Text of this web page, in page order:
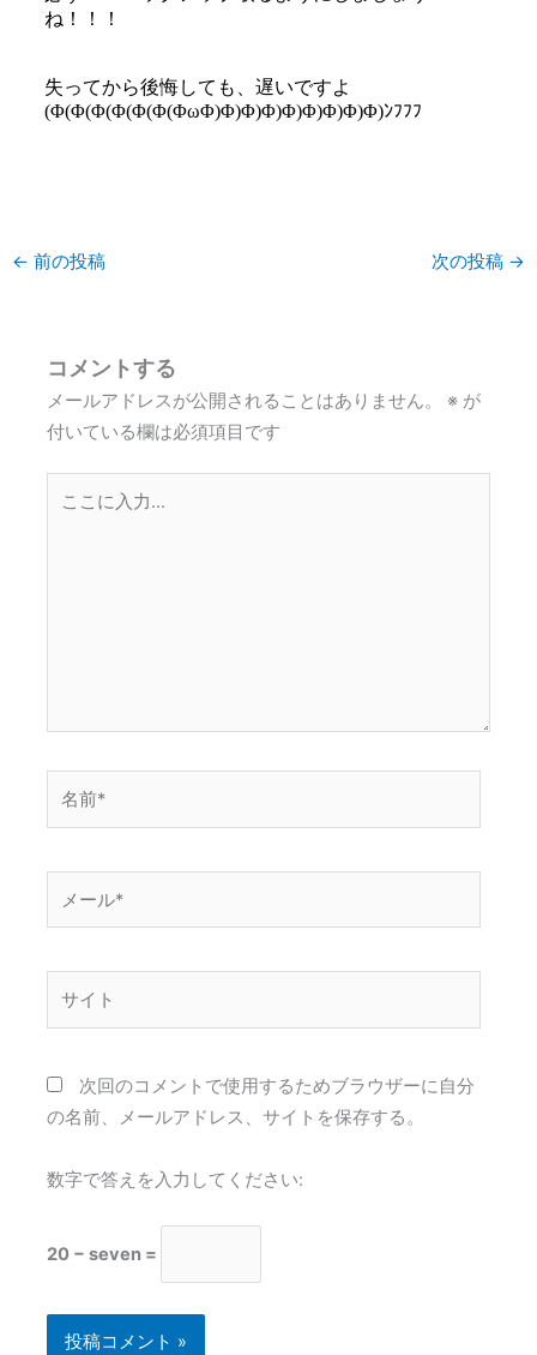
ね！！！
失ってから後悔しても、遅いですよ
(Φ(Φ(Φ(Φ(Φ(Φ(ΦωΦ)Φ)Φ)Φ)Φ)Φ)Φ)Φ)Φ)ﾝﾌﾌﾌ
← 前の投稿 次の投稿 →
コメントする
メールアドレスが公開されることはありません。 ※ が
付いている欄は必須項目です
*
次回のコメントで使用するためブラウザーに自分
の名前、メールアドレス、サイトを保存する。
数字で答えを入力してください:
20 − seven =